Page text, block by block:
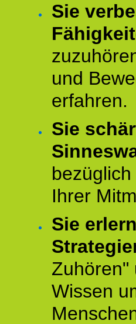
Sie
und
erfahren.
Sie
Ihrer
Sie
Zuhören"
Wissen